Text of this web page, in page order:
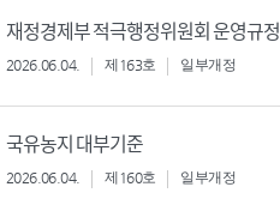
재정경제부 적극행정위원회 운영규정
2026.06.04. 제163호 일부개정
국유농지 대부기준
2026.06.04. 제160호 일부개정